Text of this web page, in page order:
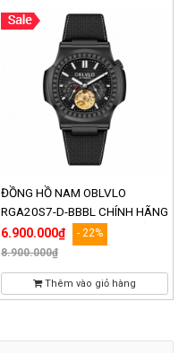
ĐỒNG HỒ NAM OBLVLO
RGA20S7-D-BBBL CHÍNH HÃNG
ĐÍNH ĐÁ CAO CẤP VÀ CHẤT
LƯỢNG
6.900.000₫
- 22%
8.900.000₫
Thêm vào giỏ hàng